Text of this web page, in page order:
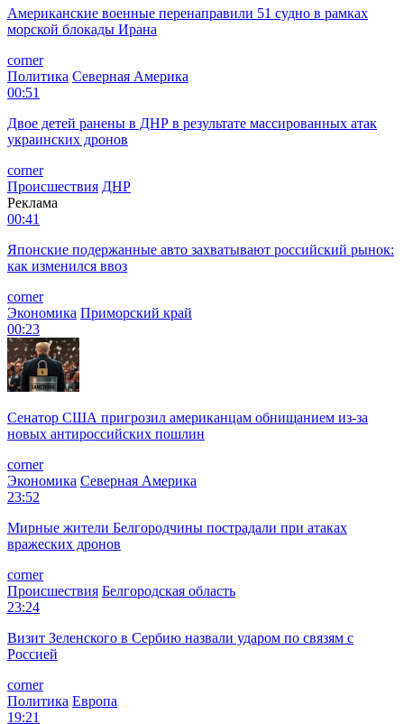
Американские военные перенаправили 51 судно в рамках
морской блокады Ирана
corner
Политика Северная Америка
00:51
Двое детей ранены в ДНР в результате массированных атак
украинских дронов
corner
Происшествия ДНР
Реклама
00:41
Японские подержанные авто захватывают российский рынок:
как изменился ввоз
corner
Экономика Приморский край
00:23
Сенатор США пригрозил американцам обнищанием из-за
новых антироссийских пошлин
corner
Экономика Северная Америка
23:52
Мирные жители Белгородчины пострадали при атаках
вражеских дронов
corner
Происшествия Белгородская область
23:24
Визит Зеленского в Сербию назвали ударом по связям с
Россией
corner
Политика Европа
19:21